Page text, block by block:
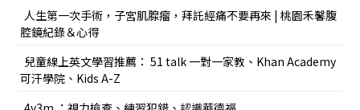
人生第一次手術，子宮肌腺瘤，拜託經痛不要再來 | 桃園禾馨腹
腔鏡紀錄＆心得
兒童線上英文學習推薦： 51 talk 一對一家教、Khan Academy
可汗學院、Kids A-Z